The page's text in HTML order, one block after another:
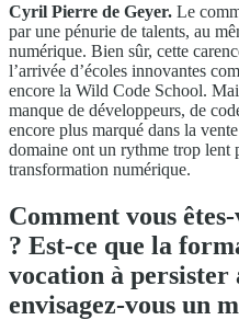
Cyril Pierre de Geyer. Le
par une pénurie de talents, au
numérique. Bien sûr, cette
l’arrivée d’écoles innovantes
encore la Wild Code School.
manque de développeurs, de
encore plus marqué dans la
domaine ont un rythme trop lent
transformation numérique.
Comment vous
? Est-ce que la
vocation à persister
envisagez-vous un